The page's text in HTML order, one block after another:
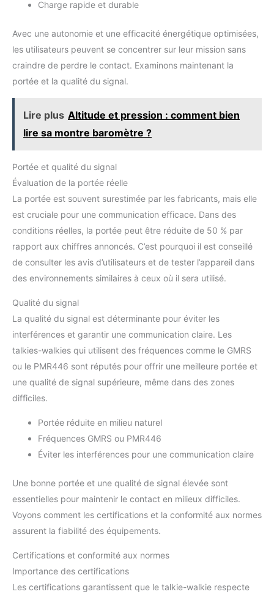
Charge rapide et durable
Avec une autonomie et une efficacité énergétique optimisées,
les utilisateurs peuvent se concentrer sur leur mission sans
craindre de perdre le contact. Examinons maintenant la
portée et la qualité du signal.
Lire plus Altitude et pression : comment bien
lire sa montre baromètre ?
Portée et qualité du signal
Évaluation de la portée réelle
La portée est souvent surestimée par les fabricants, mais elle
est cruciale pour une communication efficace. Dans des
conditions réelles, la portée peut être réduite de 50 % par
rapport aux chiffres annoncés. C’est pourquoi il est conseillé
de consulter les avis d’utilisateurs et de tester l’appareil dans
des environnements similaires à ceux où il sera utilisé.
Qualité du signal
La qualité du signal est déterminante pour éviter les
interférences et garantir une communication claire. Les
talkies-walkies qui utilisent des fréquences comme le GMRS
ou le PMR446 sont réputés pour offrir une meilleure portée et
une qualité de signal supérieure, même dans des zones
difficiles.
Portée réduite en milieu naturel
Fréquences GMRS ou PMR446
Éviter les interférences pour une communication claire
Une bonne portée et une qualité de signal élevée sont
essentielles pour maintenir le contact en milieux difficiles.
Voyons comment les certifications et la conformité aux normes
assurent la fiabilité des équipements.
Certifications et conformité aux normes
Importance des certifications
Les certifications garantissent que le talkie-walkie respecte